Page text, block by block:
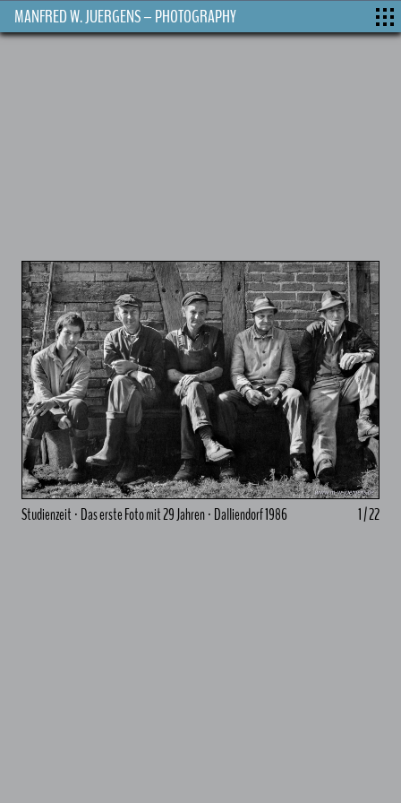
MANFRED W. JUERGENS – PHOTOGRAPHY
1 / 22
Studienzeit · Das erste Foto mit 29 Jahren · Dalliendorf 1986